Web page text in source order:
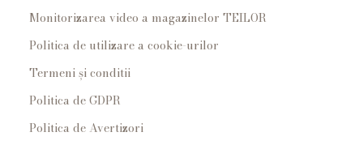
Monitorizarea video a magazinelor TEILOR
Politica de utilizare a cookie-urilor
Termeni și conditii
Politica de GDPR
Politica de Avertizori